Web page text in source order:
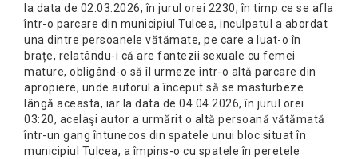
la data de 02.03.2026, în jurul orei 2230, în timp ce se afla
într-o parcare din municipiul Tulcea, inculpatul a abordat
una dintre persoanele vătămate, pe care a luat-o în
brațe, relatându-i că are fantezii sexuale cu femei
mature, obligând-o să îl urmeze într-o altă parcare din
apropiere, unde autorul a început să se masturbeze
lângă aceasta, iar la data de 04.04.2026, în jurul orei
03:20, acelaşi autor a urmărit o altă persoană vătămată
într-un gang întunecos din spatele unui bloc situat în
municipiul Tulcea, a împins-o cu spatele în peretele